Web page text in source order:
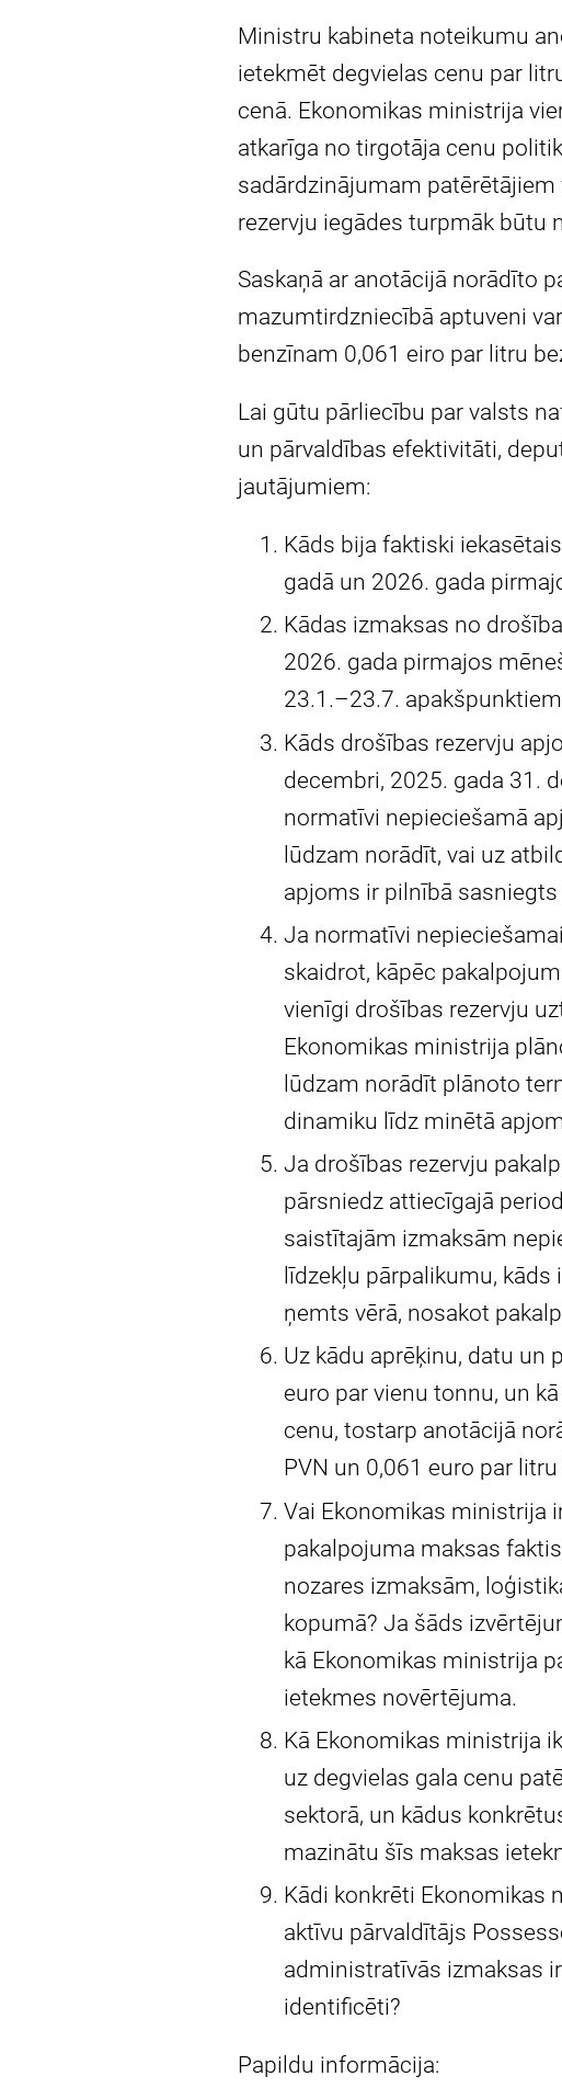
Ministru kabineta noteikumu
ietekmēt degvielas cenu par
cenā. Ekonomikas ministrija
atkarīga no tirgotāja cenu
sadārdzinājumam
rezervju iegādes turpmāk būtu
Saskaņā ar anotācijā norādīto
mazumtirdzniecībā aptuveni
benzīnam 0,061 eiro par litru
Lai gūtu pārliecību par valsts
un pārvaldības efektivitāti,
jautājumiem:
Kāds bija faktiski
gadā un 2026. gada
Kādas izmaksas no
2026. gada pirmajos
23.1.–23.7.
Kāds drošības rezervju
decembri, 2025. gada 31.
normatīvi nepieciešamā
lūdzam norādīt, vai uz
apjoms ir pilnībā
Ja normatīvi
skaidrot, kāpēc
vienīgi drošības rezervju
Ekonomikas ministrija
lūdzam norādīt plānoto
dinamiku līdz minētā
Ja drošības rezervju
pārsniedz attiecīgajā
saistītajām izmaksām
līdzekļu pārpalikumu,
ņemts vērā, nosakot
Uz kādu aprēķinu, datu
euro par vienu tonnu, un
cenu, tostarp anotācijā
PVN un 0,061 euro par
Vai Ekonomikas ministrija
pakalpojuma maksas
nozares izmaksām,
kopumā? Ja šāds
kā Ekonomikas ministrija
ietekmes novērtējuma.
Kā Ekonomikas ministrija
uz degvielas gala cenu
sektorā, un kādus
mazinātu šīs maksas
Kādi konkrēti Ekonomikas
aktīvu pārvaldītājs
administratīvās izmaksas
identificēti?
Papildu informācija: